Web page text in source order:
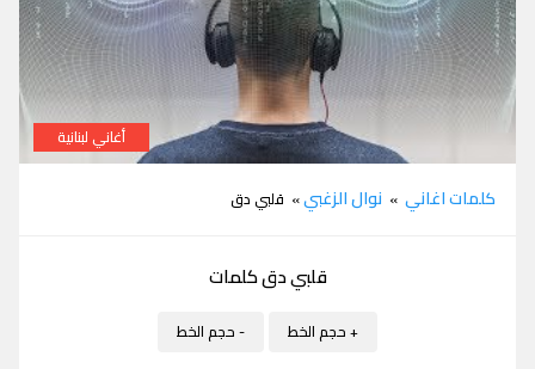
أغاني لبنانية
كلمات اغاني » نوال الزغبي» قلبي دق
قلبي دق كلمات
+ حجم الخط - حجم الخط